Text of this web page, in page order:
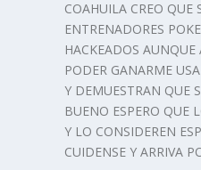
COAHUILA CREO QUE
ENTRENADORES
HACKEADOS
PODER GANARME
Y DEMUESTRAN QUE
BUENO ESPERO QUE
Y LO CONSIDEREN
CUIDENSE Y ARRIVA